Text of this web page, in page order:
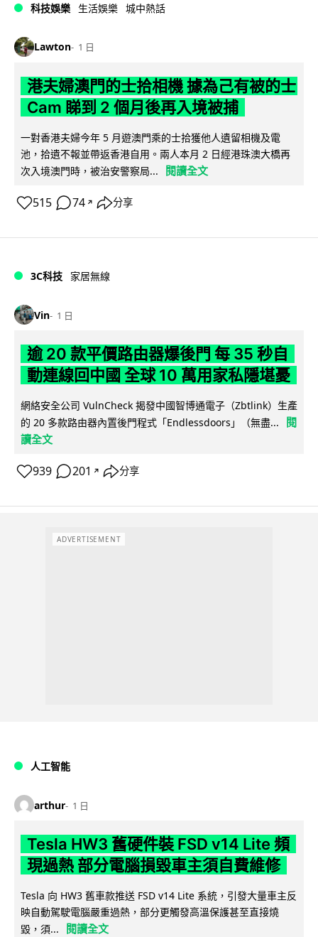
科技娛樂 生活娛樂 城中熱話
Lawton 1 日
港夫婦澳門的士拾相機 據為己有被的士
Cam 睇到 2 個月後再入境被捕
一對香港夫婦今年 5 月遊澳門乘的士拾獲他人遺留相機及電
池，拾遺不報並帶返香港自用。兩人本月 2 日經港珠澳大橋再
次入境澳門時，被治安警察局...
閱讀全文
515 74 ↗ 分享
3C科技 家居無線
Vin 1 日
逾 20 款平價路由器爆後門 每 35 秒自
動連線回中國 全球 10 萬用家私隱堪憂
網絡安全公司 VulnCheck 揭發中國智博通電子（Zbtlink）生產
的 20 多款路由器內置後門程式「Endlessdoors」（無盡...
閱
讀全文
939 201 ↗ 分享
ADVERTISEMENT
人工智能
arthur 1 日
Tesla HW3 舊硬件裝 FSD v14 Lite 頻
現過熱 部分電腦損毀車主須自費維修
Tesla 向 HW3 舊車款推送 FSD v14 Lite 系統，引發大量車主反
映自動駕駛電腦嚴重過熱，部分更觸發高溫保護甚至直接燒
毀，須...
閱讀全文